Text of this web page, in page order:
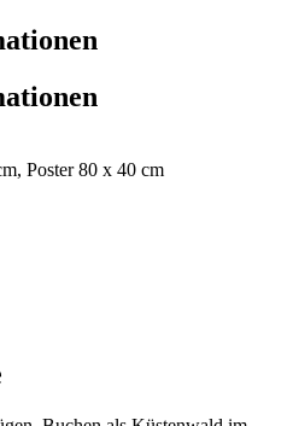
Poster 80 x 40 cm